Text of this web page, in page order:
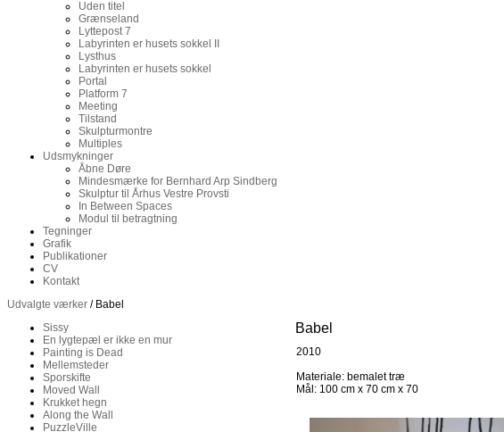
Uden titel
Grænseland
Lyttepost 7
Labyrinten er husets sokkel II
Lysthus
Labyrinten er husets sokkel
Portal
Platform 7
Meeting
Tilstand
Skulpturmontre
Multiples
Udsmykninger
Åbne Døre
Mindesmærke for Bernhard Arp Sindberg
Skulptur til Århus Vestre Provsti
In Between Spaces
Modul til betragtning
Tegninger
Grafik
Publikationer
CV
Kontakt
Udvalgte værker / Babel
Sissy
En lygtepæl er ikke en mur
Painting is Dead
Mellemsteder
Sporskifte
Moved Wall
Krukket hegn
Along the Wall
PuzzleVille
Babel
2010
Materiale: bemalet træ
Mål: 100 cm x 70 cm x 70